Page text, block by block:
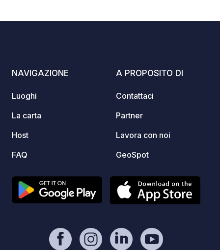
NAVIGAZIONE
Luoghi
La carta
Host
FAQ
A PROPOSITO DI
Contattaci
Partner
Lavora con noi
GeoSpot